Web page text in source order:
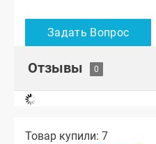
Отзывы
Товар купили: 7